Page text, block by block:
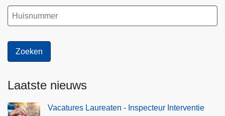
Laatste nieuws
Vacatures Laureaten - Inspecteur Interventie